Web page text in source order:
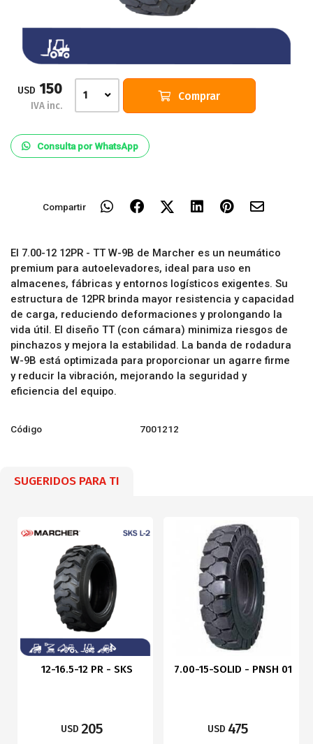
USD 150
IVA inc.
1 Comprar
Consulta por WhatsApp
Compartir
El 7.00-12 12PR - TT W-9B de Marcher es un neumático
premium para autoelevadores, ideal para uso en
almacenes, fábricas y entornos logísticos exigentes. Su
estructura de 12PR brinda mayor resistencia y capacidad
de carga, reduciendo deformaciones y prolongando la
vida útil. El diseño TT (con cámara) minimiza riesgos de
pinchazos y mejora la estabilidad. La banda de rodadura
W-9B está optimizada para proporcionar un agarre firme
y reducir la vibración, mejorando la seguridad y
eficiencia del equipo.
Código 7001212
SUGERIDOS PARA TI
12-16.5-12 PR - SKS
USD 205
7.00-15-SOLID - PNSH 01
USD 475